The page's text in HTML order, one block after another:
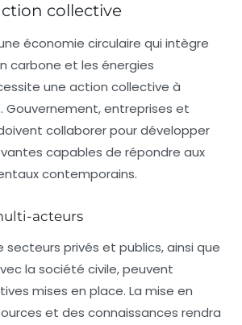
collective
économie circulaire qui intègre
carbone et les énergies
une action collective à
Gouvernement, entreprises et
collaborer pour développer
capables de répondre aux
contemporains.
acteurs
secteurs privés et publics, ainsi que
la société civile, peuvent
mises en place. La mise en
et des connaissances rendra